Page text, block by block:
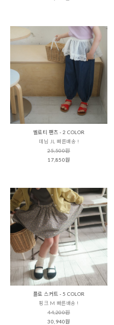
벨로티 팬츠 - 2 COLOR
데님 JL 빠른배송 !
25,500원
17,850원
플로 스커트 - 5 COLOR
핑크 M 빠른배송 !
44,200원
30,940원